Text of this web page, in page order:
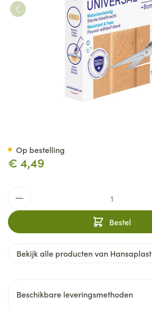
€ 4,49
Bestel
Op bestelling
Bekijk alle producten van Hansaplast
Beschikbare leveringsmethoden